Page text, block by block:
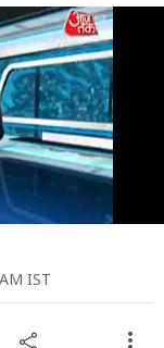
IST